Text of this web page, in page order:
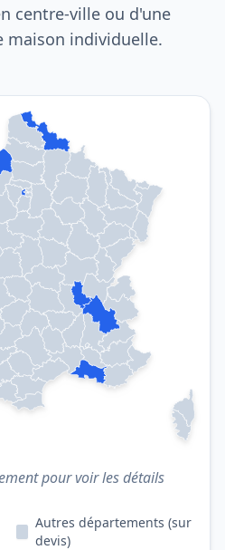
centre-ville ou d'une
maison individuelle.
pour voir les détails
Autres départements (sur
devis)